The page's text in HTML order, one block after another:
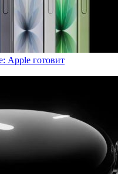
Apple готовит